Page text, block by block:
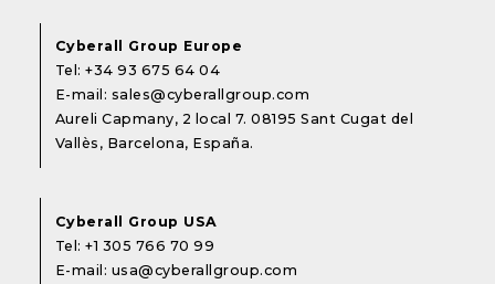
Cyberall Group Europe
Tel:+34 93 675 64 04
E-mail: sales@cyberallgroup.com
Aureli Capmany, 2 local 7. 08195 Sant Cugat del
Vallès, Barcelona, España.
Cyberall Group USA
Tel:+1 305 766 70 99
E-mail: usa@cyberallgroup.com